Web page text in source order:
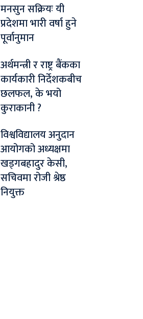
मनसुन सक्रियः यी
प्रदेशमा भारी वर्षा हुने
पूर्वानुमान
अर्थमन्त्री र राष्ट्र बैंकका
कार्यकारी निर्देशकबीच
छलफल, के भयो
कुराकानी ?
विश्वविद्यालय अनुदान
आयोगको अध्यक्षमा
खड्गबहादुर केसी,
सचिवमा रोजी श्रेष्ठ
नियुक्त